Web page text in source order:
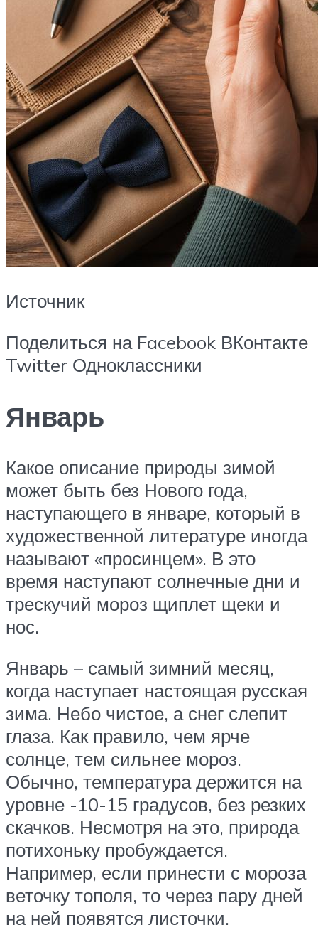
Источник
Поделиться на Facebook ВКонтакте
Twitter Одноклассники
Январь
Какое описание природы зимой
может быть без Нового года,
наступающего в январе, который в
художественной литературе иногда
называют «просинцем». В это
время наступают солнечные дни и
трескучий мороз щиплет щеки и
нос.
Январь – самый зимний месяц,
когда наступает настоящая русская
зима. Небо чистое, а снег слепит
глаза. Как правило, чем ярче
солнце, тем сильнее мороз.
Обычно, температура держится на
уровне -10-15 градусов, без резких
скачков. Несмотря на это, природа
потихоньку пробуждается.
Например, если принести с мороза
веточку тополя, то через пару дней
на ней появятся листочки.